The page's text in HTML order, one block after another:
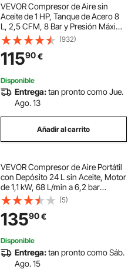
VEVOR Compresor de Aire sin
Aceite de 1 HP, Tanque de Acero 8
L, 2,5 CFM, 8 Bar y Presión Máxima
de 120 PSI, Portátil Ultrasilencioso
de 81 dB, para Reparación de
Automóviles, 485 x 390 x 385 mm
(932)
11590€
Disponible
Entrega:tan pronto como Jue.
Ago. 13
Añadir al carrito
VEVOR Compresor de Aire Portátil
con Depósito 24 L sin Aceite, Motor
de 1,1 kW, 68 L/min a 6,2 bar
Presión Máxima 8 bar, con Ruedas
para Herramientas Neumáticas,
Garaje, Inflado, Taller y Reparación
(5)
13590€
Disponible
Entrega:tan pronto como Sáb.
Ago. 15